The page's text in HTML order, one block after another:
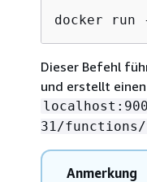
docker run
Dieser Befehl
und erstellt
31/
Anmerkung